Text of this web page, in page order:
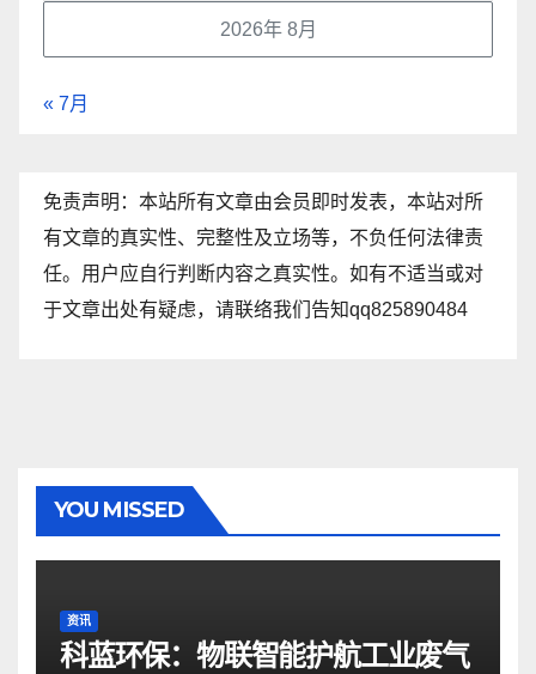
2026年 8月
« 7月
免责声明：本站所有文章由会员即时发表，本站对所
有文章的真实性、完整性及立场等，不负任何法律责
任。用户应自行判断内容之真实性。如有不适当或对
于文章出处有疑虑，请联络我们告知qq825890484
YOU MISSED
资讯
科蓝环保：物联智能护航工业废气